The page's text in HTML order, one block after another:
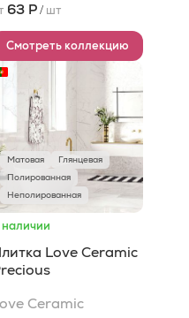
63 Р/ шт
Смотреть коллекцию
Матовая
Глянцевая
Полированная
Неполированная
Love Ceramic
Ceramic